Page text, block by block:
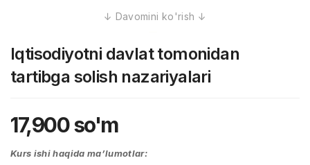
Iqtisodiyotni davlat tomonidan
tartibga solish nazariyalari
17,900so'm
Kurs ishi haqida ma’lumotlar: